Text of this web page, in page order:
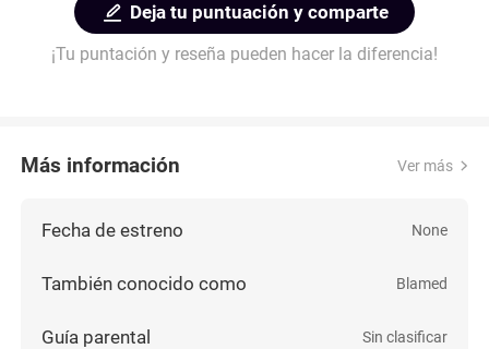
Deja tu puntuación y comparte
¡Tu puntación y reseña pueden hacer la diferencia!
Más información Ver más
Fecha de estreno None
También conocido como Blamed
Guía parental Sin clasificar